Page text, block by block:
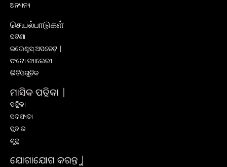
ଅନ୍ୟାନ୍ୟ
செயல்பாடுகள்
ଘଟଣା
ଇଭେଣ୍ଟସ୍ ଅପଡେଟ୍ |
ଫଟୋ ଗ୍ୟାଲେରୀ
ଭିଡିଓଗୁଡିକ
ମାସିକ ପତ୍ରିକା |
ପତ୍ରିକା
ସଦସ୍ୟତା
ପ୍ରଚାର
ଶୁଳ୍କ
ଯୋଗାଯୋଗ କରନ୍ତୁ |